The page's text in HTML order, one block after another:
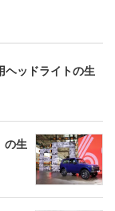
ッドライトの生
の生